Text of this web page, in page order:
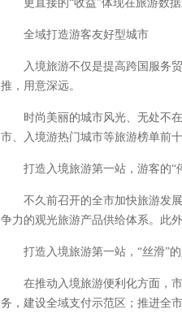
更直接的“收益”体现在旅游数据
全域打造游客友好型城市
入境旅游不仅是提高跨国服务贸
推，用意深远。
时尚美丽的城市风光、无处不在
市、入境游热门城市等旅游榜单前十
打造入境旅游第一站，游客的“停
不久前召开的全市加快旅游发展
争力的观光旅游产品供给体系。此
打造入境旅游第一站，“丝滑”的
在推动入境旅游便利化方面，市
务，建设全域支付示范区；推进全